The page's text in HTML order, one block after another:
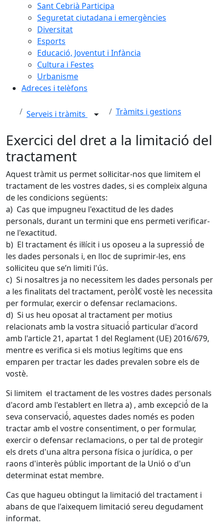
Sant Cebrià Participa
Seguretat ciutadana i emergències
Diversitat
Esports
Educació, Joventut i Infància
Cultura i Festes
Urbanisme
Adreces i telèfons
Serveis i tràmits Tràmits i gestions
Exercici del dret a la limitació del
tractament
Aquest tràmit us permet sol·licitar-nos que limitem el
tractament de les vostres dades, si es compleix alguna
de les condicions següents:
a) Cas que impugneu l'exactitud de les dades
personals, durant un termini que ens permeti verificar-
ne l'exactitud.
b) El tractament és il·lícit i us oposeu a la supressió́ de
les dades personals i, en lloc de suprimir-les, ens
sol·liciteu que se’n limiti l'ús.
c) Si nosaltres ja no necessitem les dades personals per
a les finalitats del tractament, peròÌ€ vostè les necessita
per formular, exercir o defensar reclamacions.
d) Si us heu oposat al tractament per motius
relacionats amb la vostra situació́ particular d'acord
amb l'article 21, apartat 1 del Reglament (UE) 2016/679,
mentre es verifica si els motius legítims que ens
emparen per tractar les dades prevalen sobre els de
vostè.
Si limitem el tractament de les vostres dades personals
d'acord amb l'establert en lletra a) , amb excepció́ de la
seva conservació́, aquestes dades només es poden
tractar amb el vostre consentiment, o per formular,
exercir o defensar reclamacions, o per tal de protegir
els drets d'una altra persona física o jurídica, o per
raons d'interès públic important de la Unió o d'un
determinat estat membre.
Cas que hagueu obtingut la limitació del tractament i
abans de que l'aixequem limitació sereu degudament
informat.